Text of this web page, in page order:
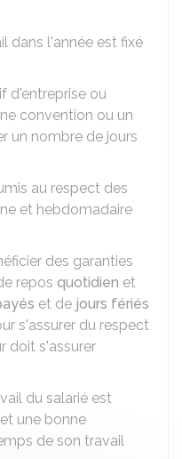
dans l'année est fixé
d'entreprise ou
convention ou un
un nombre de jours
au respect des
et hebdomadaire
des garanties
repos quotidien et
et de jours fériés
s'assurer du respect
doit s'assurer
du salarié est
une bonne
de son travail